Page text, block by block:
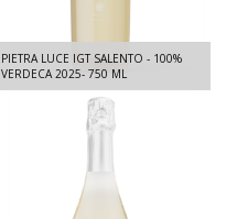
PIETRA LUCE IGT SALENTO - 100%
VERDECA 2025- 750 ML